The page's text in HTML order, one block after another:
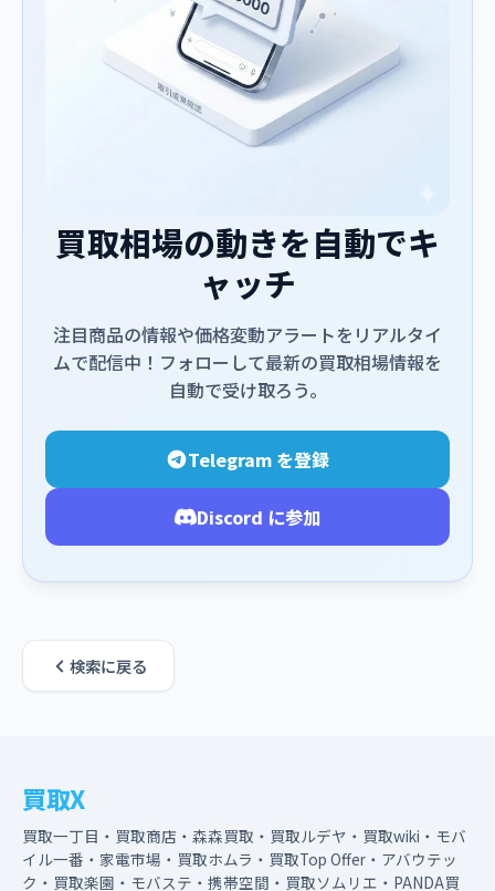
買取相場の動きを自動でキ
ャッチ
注目商品の情報や価格変動アラートをリアルタイ
ムで配信中！フォローして最新の買取相場情報を
自動で受け取ろう。
Telegram を登録
Discord に参加
検索に戻る
買取X
買取一丁目・買取商店・森森買取・買取ルデヤ・買取wiki・モバ
イル一番・家電市場・買取ホムラ・買取Top Offer・アバウテッ
ク・買取楽園・モバステ・携帯空間・買取ソムリエ・PANDA買